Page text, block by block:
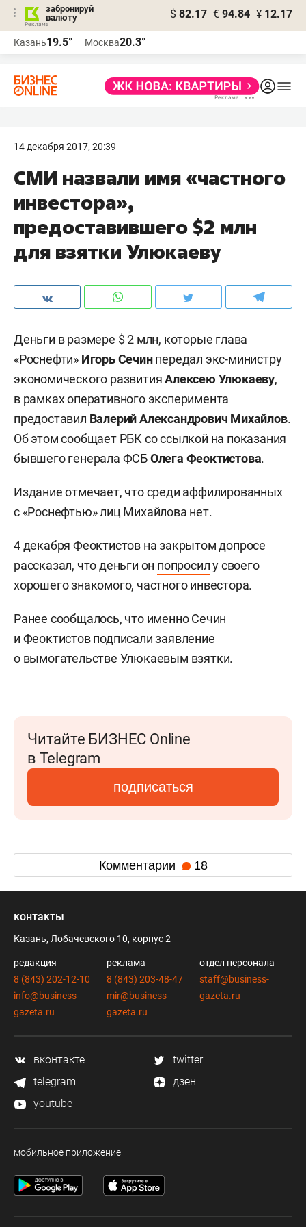
забронируй
валюту
$ 82.17 € 94.84 ¥ 12.17
Казань19.5° Москва20.3°
14 декабря 2017, 20:39
СМИ назвали имя «частного
инвестора»,
предоставившего $2 млн
для взятки Улюкаеву
Деньги в размере $ 2 млн, которые глава
«Роснефти» Игорь Сечинпередал экс-министру
экономического развитияАлексею Улюкаеву,
в рамках оперативного эксперимента
предоставил Валерий Александрович Михайлов.
Об этом сообщает РБК со ссылкой на показания
бывшего генерала ФСБОлега Феоктистова.
Издание отмечает, что среди аффилированных
с «Роснефтью» лиц Михайлова нет.
4 декабря Феоктистов на закрытомдопросе
рассказал, что деньги он попросилу своего
хорошего знакомого, частного инвестора.
Ранее сообщалось, что именно Сечин
и Феоктистов подписали заявление
о вымогательстве Улюкаевым взятки.
Читайте БИЗНЕС Online
в Telegram
подписаться
Комментарии 18
контакты
Казань, Лобачевского 10, корпус 2
редакция
8 (843) 202-12-10
info@business-
gazeta.ru
реклама
8 (843) 203-48-47
mir@business-
gazeta.ru
отдел персонала
staff@business-
gazeta.ru
вконтакте
twitter
telegram
дзен
youtube
мобильное приложение